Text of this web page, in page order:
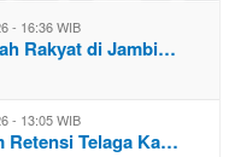
- 16:36 WIB
Rakyat di Jambi…
- 13:05 WIB
Retensi Telaga Ka…